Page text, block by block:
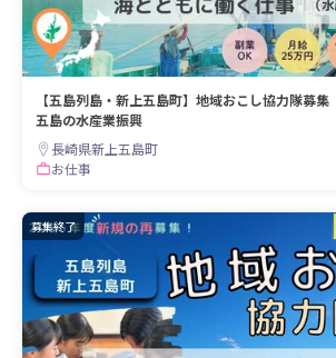
【五島列島・新上五島町】地域おこし協力隊募
五島の水産業振興
長崎県新上五島町
お仕事
募集終了